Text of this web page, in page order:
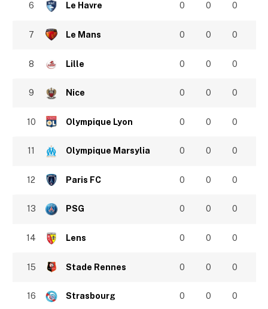
6 Le Havre 0 0 0
7 Le Mans 0 0 0
8 Lille 0 0 0
9 Nice 0 0 0
10 Olympique Lyon 0 0 0
11 Olympique Marsylia 0 0 0
12 Paris FC 0 0 0
13 PSG 0 0 0
14 Lens 0 0 0
15 Stade Rennes 0 0 0
16 Strasbourg 0 0 0